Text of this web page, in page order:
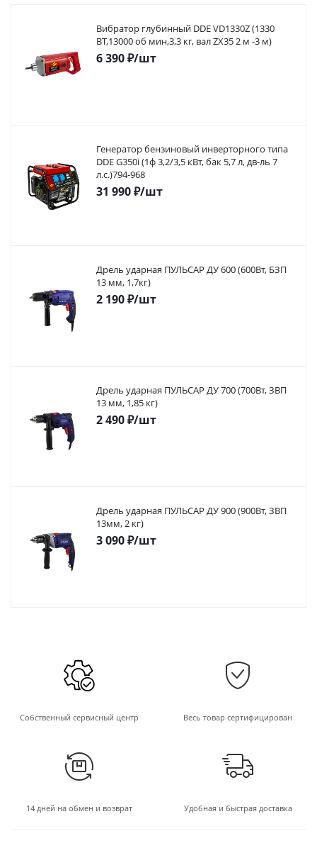
Вибратор глубинный DDE VD1330Z (1330
ВТ,13000 об мин,3,3 кг, вал ZX35 2 м -3 м)
6 390₽/шт
Генератор бензиновый инверторного типа
DDE G350i (1ф 3,2/3,5 кВт, бак 5,7 л, дв-ль 7
л.с.)794-968
31 990₽/шт
Дрель ударная ПУЛЬСАР ДУ 600 (600Вт, БЗП
13 мм, 1,7кг)
2 190₽/шт
Дрель ударная ПУЛЬСАР ДУ 700 (700Вт, ЗВП
13 мм, 1,85 кг)
2 490₽/шт
Дрель ударная ПУЛЬСАР ДУ 900 (900Вт, ЗВП
13мм, 2 кг)
3 090₽/шт
Собственный сервисный центр Весь товар сертифицирован
14 дней на обмен и возврат Удобная и быстрая доставка